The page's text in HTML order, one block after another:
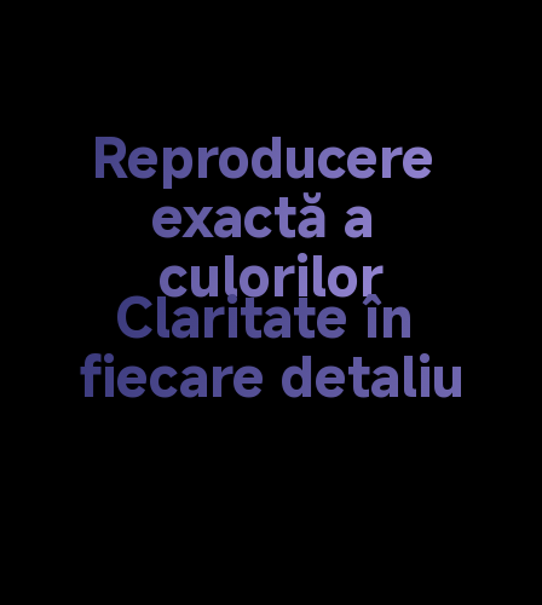
Reproducere
exactă a
culorilor
Claritate în
fiecare detaliu